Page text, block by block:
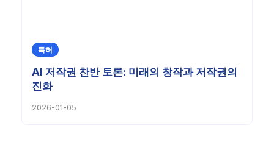
특허
AI 저작권 찬반 토론: 미래의 창작과 저작권의
진화
2026-01-05